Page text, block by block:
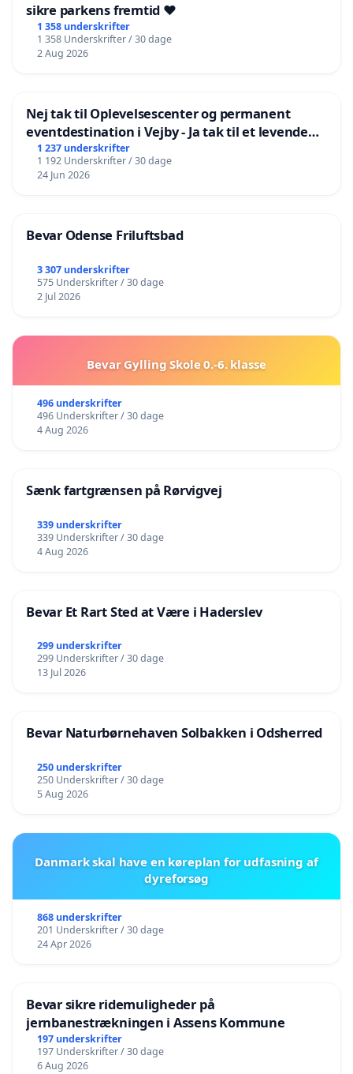
sikre parkens fremtid ❤️
1 358 underskrifter
1 358 Underskrifter / 30 dage
2 Aug 2026
Nej tak til Oplevelsescenter og permanent
eventdestination i Vejby - Ja tak til et levende
lokalområde i balance
1 237 underskrifter
1 192 Underskrifter / 30 dage
24 Jun 2026
Bevar Odense Friluftsbad
3 307 underskrifter
575 Underskrifter / 30 dage
2 Jul 2026
Bevar Gylling Skole 0.-6. klasse
496 underskrifter
496 Underskrifter / 30 dage
4 Aug 2026
Sænk fartgrænsen på Rørvigvej
339 underskrifter
339 Underskrifter / 30 dage
4 Aug 2026
Bevar Et Rart Sted at Være i Haderslev
299 underskrifter
299 Underskrifter / 30 dage
13 Jul 2026
Bevar Naturbørnehaven Solbakken i Odsherred
250 underskrifter
250 Underskrifter / 30 dage
5 Aug 2026
Danmark skal have en køreplan for udfasning af
dyreforsøg
868 underskrifter
201 Underskrifter / 30 dage
24 Apr 2026
Bevar sikre ridemuligheder på
jernbanestrækningen i Assens Kommune
197 underskrifter
197 Underskrifter / 30 dage
6 Aug 2026